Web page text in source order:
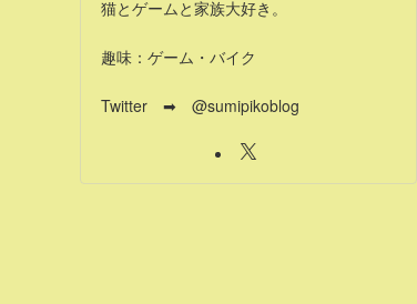
猫とゲームと家族大好き。
趣味：ゲーム・バイク
Twitter ➡ @sumipikoblog